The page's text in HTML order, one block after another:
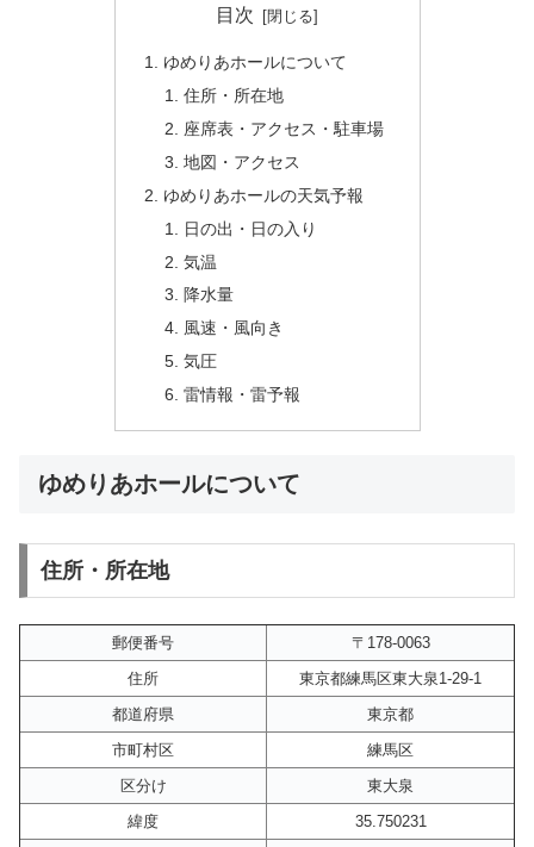
目次
ゆめりあホールについて
住所・所在地
座席表・アクセス・駐車場
地図・アクセス
ゆめりあホールの天気予報
日の出・日の入り
気温
降水量
風速・風向き
気圧
雷情報・雷予報
ゆめりあホールについて
住所・所在地
郵便番号
〒178-0063
住所
東京都練馬区東大泉1-29-1
都道府県
東京都
市町村区
練馬区
区分け
東大泉
緯度
35.750231